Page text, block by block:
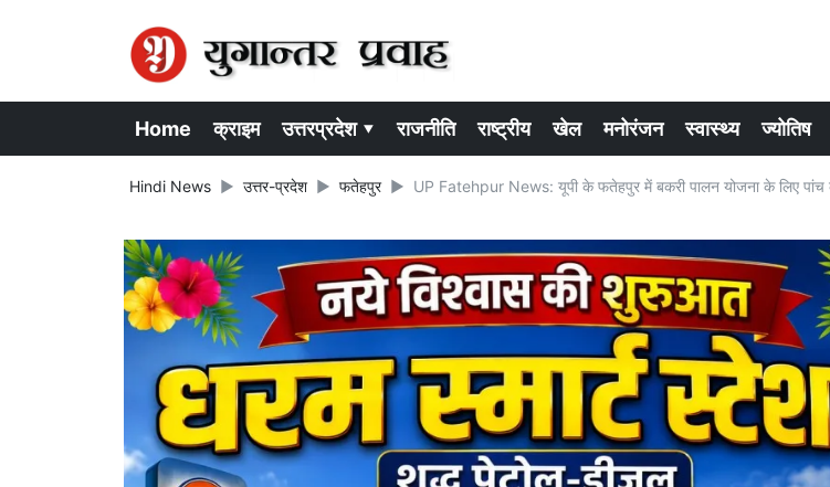
Home क्राइम उत्तरप्रदेश ▾ राजनीति राष्ट्रीय खेल मनोरंजन स्वास्थ्य ज्योतिष
Hindi News उत्तर-प्रदेश फतेहपुर UP Fatehpur News: यूपी के फतेहपुर में बकरी पालन योजना के लिए